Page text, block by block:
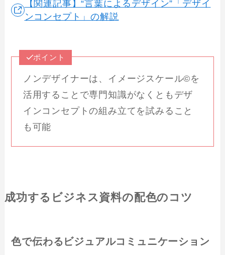
【関連記事】“言葉によるデザイン”「デザイ
ンコンセプト」の解説
ポイント
ノンデザイナーは、イメージスケール©を
活用することで専門知識がなくともデザ
インコンセプトの組み立てを試みること
も可能
成功するビジネス資料の配色のコツ
色で伝わるビジュアルコミュニケーション